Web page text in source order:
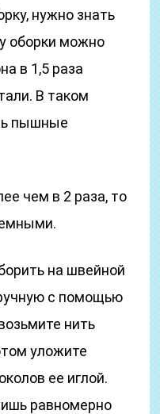
нужно знать
оборки можно
в 1,5 раза
В таком
пышные
чем в 2 раза, то
на швейной
с помощью
нить
уложите
ее иглой.
равномерно